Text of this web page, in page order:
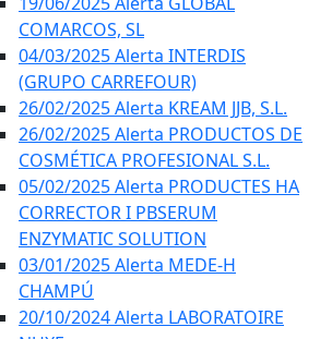
COMARCOS, SL
04/03/2025 Alerta INTERDIS
(GRUPO CARREFOUR)
26/02/2025 Alerta KREAM JJB, S.L.
26/02/2025 Alerta PRODUCTOS DE
COSMÉTICA PROFESIONAL S.L.
05/02/2025 Alerta PRODUCTES HA
CORRECTOR I PBSERUM
ENZYMATIC SOLUTION
03/01/2025 Alerta MEDE-H
CHAMPÚ
20/10/2024 Alerta LABORATOIRE